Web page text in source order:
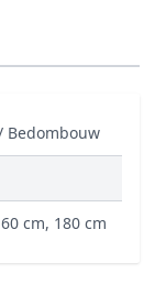
Bedombouw
cm, 180 cm